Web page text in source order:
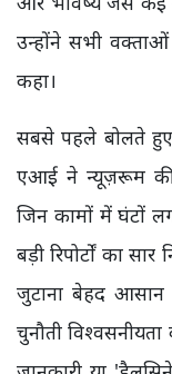
उन्होंने सभी
कहा।
सबसे पहले बोलते
एआई ने न्यूज़रूम की
जिन कामों में घंटों
बड़ी रिपोर्टों का
जुटाना बेहद
चुनौती